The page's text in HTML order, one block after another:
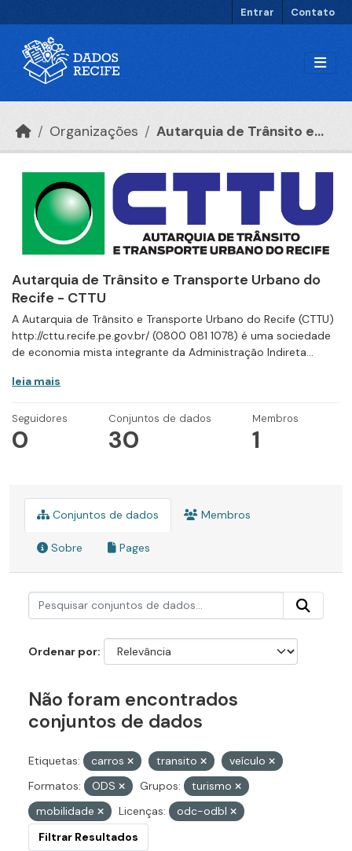
Entrar Contato
Organizações Autarquia de Trânsito e...
Autarquia de Trânsito e Transporte Urbano do
Recife - CTTU
A Autarquia de Trânsito e Transporte Urbano do Recife (CTTU)
http://cttu.recife.pe.gov.br/ (0800 081 1078) é uma sociedade
de economia mista integrante da Administração Indireta...
leia mais
Seguidores
0
Conjuntos de dados
30
Membros
1
Conjuntos de dados Membros
Sobre Pages
Ordenar por
Não foram encontrados
conjuntos de dados
Etiquetas: carros transito
veículo
Formatos:
ODS Grupos:
turismo
mobilidade
Licenças:
odc-odbl
Filtrar Resultados